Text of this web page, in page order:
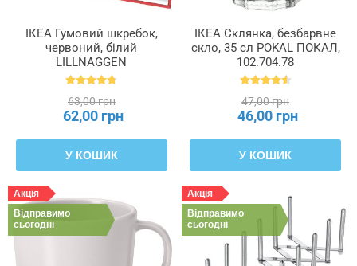
ІКЕА Гумовий шкребок,
червоний, білий
LILLNAGGEN
ЛІЛЛЬНАГЕН, 402.435.96
63,00 грн
62,00 грн
У КОШИК
ІКЕА Склянка, безбарвне
скло, 35 сл POKAL ПОКАЛ,
102.704.78
47,00 грн
46,00 грн
У КОШИК
Акція
Відправимо
сьогодні
Акція
Відправимо
сьогодні